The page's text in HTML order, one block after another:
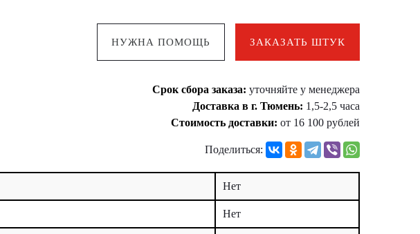
ЗАКАЗАТЬ ШТУК
НУЖНА ПОМОЩЬ
Срок сбора заказа: уточняйте у менеджера
Доставка в г. Тюмень: 1,5-2,5 часа
Стоимость доставки: от 16 100 рублей
Поделиться:
Нет
Нет